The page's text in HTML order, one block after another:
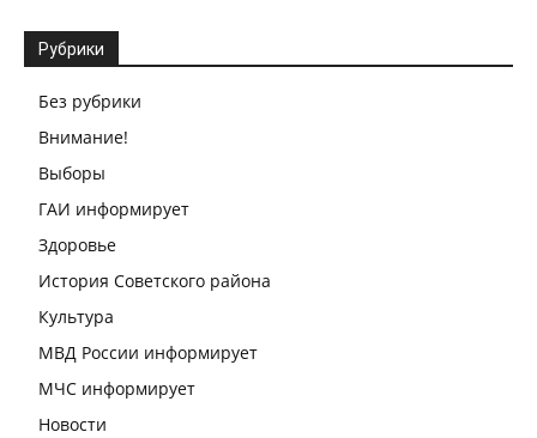
Рубрики
Без рубрики
Внимание!
Выборы
ГАИ информирует
Здоровье
История Советского района
Культура
МВД России информирует
МЧС информирует
Новости